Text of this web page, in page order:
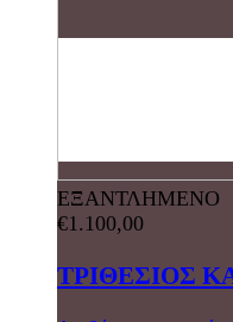
ΕΞΑΝΤΛΗΜΕΝΟ
€1.100,00
ΤΡΙΘΕΣΙΟΣ